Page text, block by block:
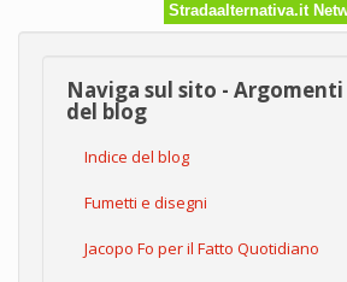
Stradaalternativa.it
Naviga sul sito -
del blog
Indice del blog
Fumetti e disegni
Jacopo Fo per il Fatto Quotidiano